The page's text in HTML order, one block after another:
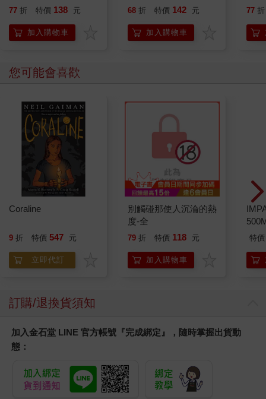
77 折 特價 138 元
加入購物車
年｝
68 折 特價 142 元
加入購物車
年｝
77 折
您可能會喜歡
Coraline
9 折 特價 547 元
立即代訂
別觸碰那使人沉淪的熱
度-全
79 折 特價 118 元
加入購物車
特價
訂購/退換貨須知
加入金石堂 LINE 官方帳號『完成綁定』，隨時掌握出貨動
態：